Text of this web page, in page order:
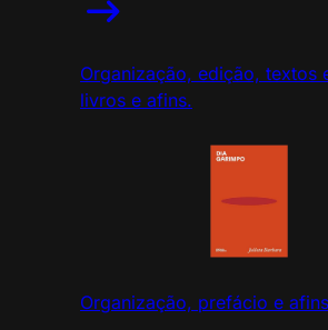
Organização, edição, textos
livros e afins.
Organização, prefácio e afins